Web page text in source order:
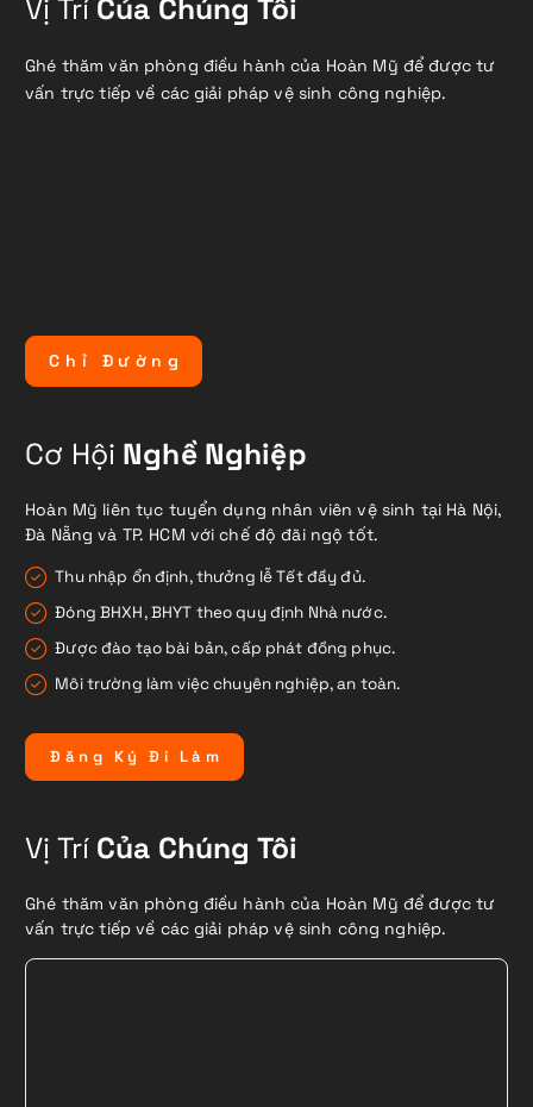
Vị TríCủa Chúng Tôi
Ghé thăm văn phòng điều hành của Hoàn Mỹ để được tư
vấn trực tiếp về các giải pháp vệ sinh công nghiệp.
C h ỉ Đ ư ờ n g
Cơ Hội Nghề Nghiệp
Hoàn Mỹ liên tục tuyển dụng nhân viên vệ sinh tại Hà Nội,
Đà Nẵng và TP. HCM với chế độ đãi ngộ tốt.
Thu nhập ổn định, thưởng lễ Tết đầy đủ.
Đóng BHXH, BHYT theo quy định Nhà nước.
Được đào tạo bài bản, cấp phát đồng phục.
Môi trường làm việc chuyên nghiệp, an toàn.
Đ ă n g Ký Đ i L à m
Vị TríCủa Chúng Tôi
Ghé thăm văn phòng điều hành của Hoàn Mỹ để được tư
vấn trực tiếp về các giải pháp vệ sinh công nghiệp.